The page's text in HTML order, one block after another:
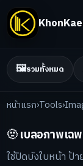
🖼️รวมทั้งหมด
หน้าแรก›Tools›
🫥 เบลอภาพเฉ
ใช้ปิดบังใบหน้า ป้